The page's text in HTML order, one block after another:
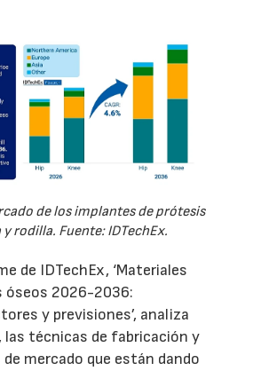
de los implantes de prótesis
y rodilla. Fuente: IDTechEx.
de IDTechEx, ‘Materiales
óseos 2026-2036:
y previsiones’, analiza
las técnicas de fabricación y
mercado que están dando